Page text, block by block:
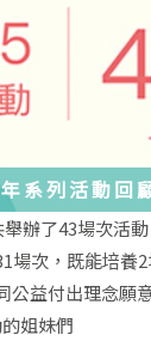
系列活動回
辦了43場次活
場次，既能培養
公益付出理念願
姐妹們